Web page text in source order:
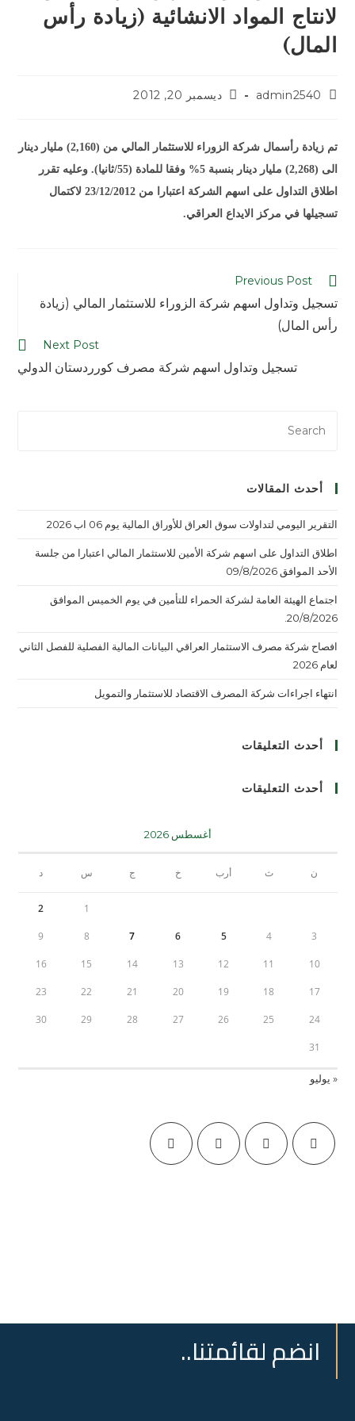
لانتاج المواد الانشائية (زيادة رأس
المال)
admin2540 ديسمبر 20, 2012
تم زيادة رأسمال شركة الزوراء للاستثمار المالي من (2,160) مليار دينار
الى (2,268) مليار دينار بنسبة 5% وفقا للمادة (55/ثانيا). وعليه تقرر
اطلاق التداول على اسهم الشركة اعتبارا من 23/12/2012 لاكتمال
تسجيلها في مركز الايداع العراقي.
Previous Post
تسجيل وتداول اسهم شركة الزوراء للاستثمار المالي (زيادة
رأس المال)
Next Post
تسجيل وتداول اسهم شركة مصرف كورردستان الدولي
أحدث المقالات
التقرير اليومي لتداولات سوق العراق للأوراق المالية يوم 06 اب 2026
اطلاق التداول على اسهم شركة الأمين للاستثمار المالي اعتبارا من جلسة
الأحد الموافق 09/8/2026
اجتماع الهيئة العامة لشركة الحمراء للتأمين في يوم الخميس الموافق
20/8/2026.
افصاح شركة مصرف الاستثمار العراقي البيانات المالية الفصلية للفصل الثاني
لعام 2026
انتهاء اجراءات شركة المصرف الاقتصاد للاستثمار والتمويل
أحدث التعليقات
أحدث التعليقات
أغسطس 2026
ن ث أرب خ ج س د
1
2
3
4
5
6
7
8
9
10
11
12
13
14
15
16
17
18
19
20
21
22
23
24
25
26
27
28
29
30
31
« يوليو
انضم لقائمتنا..